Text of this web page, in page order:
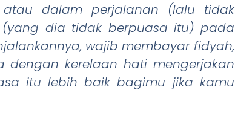
dalam perjalanan (lalu tidak
dia tidak berpuasa itu) pada
wajib membayar fidyah,
dengan kerelaan hati mengerjakan
itu lebih baik bagimu jika kamu